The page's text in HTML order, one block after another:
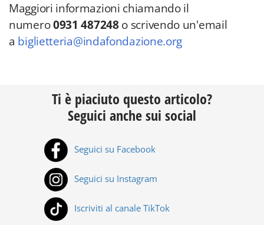
Maggiori informazioni chiamando il
numero0931 487248o scrivendo un'email
a biglietteria@indafondazione.org
Ti è piaciuto questo articolo?
Seguici anche sui social
Seguici su Facebook
Seguici su Instagram
Iscriviti al canale TikTok